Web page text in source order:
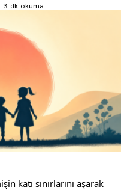
3 dk okuma
katı sınırlarını aşarak